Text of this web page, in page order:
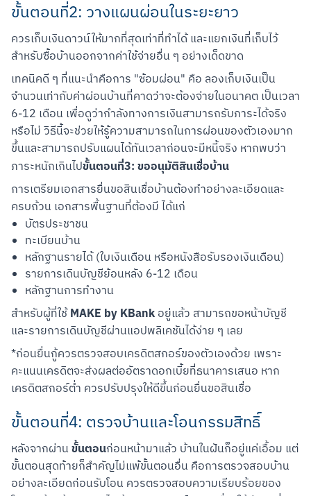
ขั้นตอนที่2: วางแผนผ่อนในระยะยาว
ควรเก็บเงินดาวน์ให้มากที่สุดเท่าที่ทำได้ และแยกเงินที่เก็บไว้
สำหรับซื้อบ้านออกจากค่าใช้จ่ายอื่น ๆ อย่างเด็ดขาด
เทคนิคดี ๆ ที่แนะนำคือการ "ซ้อมผ่อน" คือ ลองเก็บเงินเป็น
จำนวนเท่ากับค่าผ่อนบ้านที่คาดว่าจะต้องจ่ายในอนาคต เป็นเวลา
6-12 เดือน เพื่อดูว่ากำลังทางการเงินสามารถรับภาระได้จริง
หรือไม่ วิธีนี้จะช่วยให้รู้ความสามารถในการผ่อนของตัวเองมาก
ขึ้นและสามารถปรับแผนได้ทันเวลาก่อนจะมีหนี้จริง หากพบว่า
ภาระหนักเกินไปขั้นตอนที่3: ขออนุมัติสินเชื่อบ้าน
การเตรียมเอกสารยื่นขอสินเชื่อบ้านต้องทำอย่างละเอียดและ
ครบถ้วน เอกสารพื้นฐานที่ต้องมี ได้แก่
บัตรประชาชน
ทะเบียนบ้าน
หลักฐานรายได้ (ใบเงินเดือน หรือหนังสือรับรองเงินเดือน)
รายการเดินบัญชีย้อนหลัง 6-12 เดือน
หลักฐานการทำงาน
สำหรับผู้ที่ใช้ MAKE by KBank อยู่แล้ว สามารถขอหน้าบัญชี
และรายการเดินบัญชีผ่านแอปพลิเคชันได้ง่าย ๆ เลย
*ก่อนยื่นกู้ควรตรวจสอบเครดิตสกอร์ของตัวเองด้วย เพราะ
คะแนนเครดิตจะส่งผลต่ออัตราดอกเบี้ยที่ธนาคารเสนอ หาก
เครดิตสกอร์ต่ำ ควรปรับปรุงให้ดีขึ้นก่อนยื่นขอสินเชื่อ
ขั้นตอนที่4: ตรวจบ้านและโอนกรรมสิทธิ์
หลังจากผ่าน ขั้นตอนก่อนหน้ามาแล้ว บ้านในฝันก็อยู่แค่เอื้อม แต่
ขั้นตอนสุดท้ายก็สำคัญไม่แพ้ขั้นตอนอื่น คือการตรวจสอบบ้าน
อย่างละเอียดก่อนรับโอน ควรตรวจสอบความเรียบร้อยของ